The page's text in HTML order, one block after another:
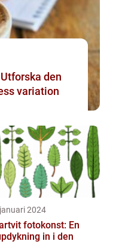
den
variation
2024
fotokonst: En
in i den